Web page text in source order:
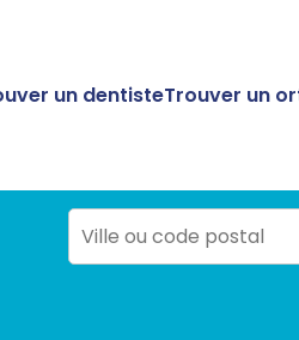
un dentisteTrouver un